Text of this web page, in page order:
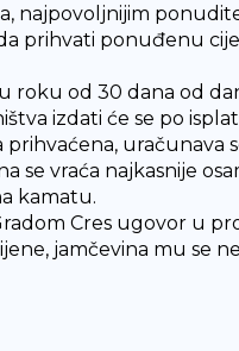
najpovoljnijim
prihvati ponuđenu
od 30 dana od
izdati će se po
se vraća najkasnije
kamatu.
Cres ugovor u
jamčevina mu se